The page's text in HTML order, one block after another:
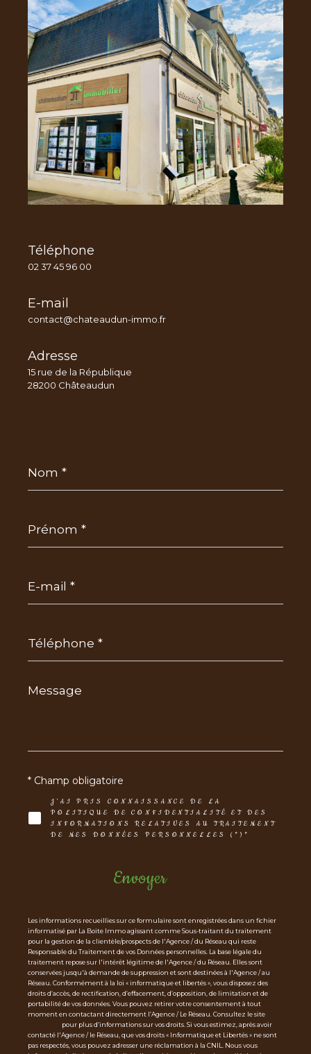
Téléphone
02 37 45 96 00
E-mail
contact@chateaudun-immo.fr
Adresse
15 rue de la République
28200 Châteaudun
mail
*
*
Message
*
J'AI PRIS CONNAISSANCE DE LA
POLITIQUE DE CONFIDENTIALITÉ ET DES
INFORMATIONS RELATIVES AU TRAITEMENT
DE MES DONNÉES PERSONNELLES (*)*
* Champ obligatoire
Envoyer
Les informations recueillies sur ce formulaire sont enregistrées dans un fichier
informatisé par La Boite Immo agissant comme Sous-traitant du traitement
pour la gestion de la clientèle/prospects de l'Agence / du Réseau qui reste
Responsable du Traitement de vos Données personnelles. La base légale du
traitement repose sur l'intérêt légitime de l'Agence / du Réseau. Elles sont
conservées jusqu'à demande de suppression et sont destinées à l'Agence / au
Réseau. Conformément à la loi « informatique et libertés », vous disposez des
droits d’accès, de rectification, d’effacement, d’opposition, de limitation et de
portabilité de vos données. Vous pouvez retirer votre consentement à tout
moment en contactant directement l’Agence / Le Réseau. Consultez le site
pour plus d’informations sur vos droits. Si vous estimez, après avoir
contacté l'Agence / le Réseau, que vos droits « Informatique et Libertés » ne sont
pas respectés, vous pouvez adresser une réclamation à la CNIL. Nous vous